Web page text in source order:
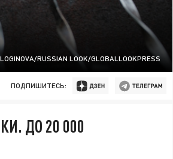
RUSSIAN LOOK/GLOBALLOOKPRESS
ПОДПИШИТЕСЬ:
ДО 20 000